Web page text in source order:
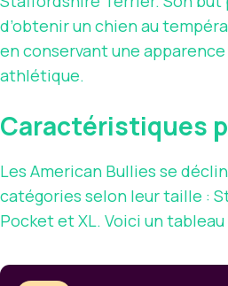
d’obtenir un chien au
en conservant une
athlétique.
Caractéristiques
Les American Bullies se
catégories selon leur taille :
Pocket et XL. Voici un